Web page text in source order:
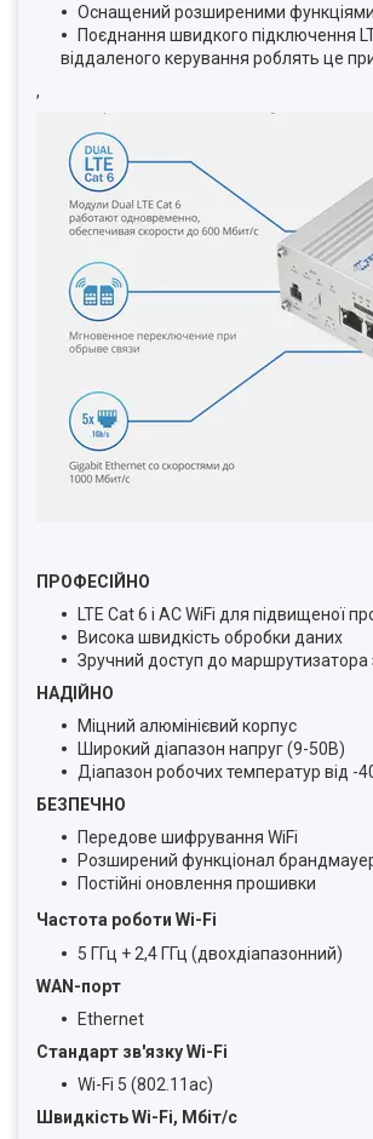
Оснащений розширеними функціями
Поєднання швидкого підключення
віддаленого керування роблять це
,
ПРОФЕСІЙНО
LTE Cat 6 і AC WiFi для підвищеної
Висока швидкість обробки даних
Зручний доступ до
НАДІЙНО
Міцний алюмінієвий корпус
Широкий діапазон напруг (9-50В)
Діапазон робочих температур від -
БЕЗПЕЧНО
Передове шифрування WiFi
Розширений функціонал
Постійні оновлення прошивки
Частота роботи Wi-Fi
5 ГГц + 2,4 ГГц (двохдіапазонний)
WAN-порт
Ethernet
Стандарт зв'язку Wi-Fi
Wi-Fi 5 (802.11ac)
Швидкість Wi-Fi, Мбіт/с